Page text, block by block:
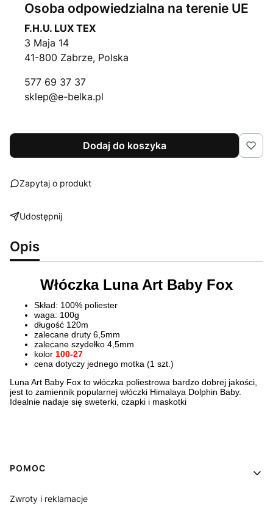
Osoba odpowiedzialna na terenie UE
F.H.U. LUX TEX
3 Maja 14
41-800 Zabrze, Polska
577 69 37 37
sklep@e-belka.pl
Dodaj do koszyka
Zapytaj o produkt
Udostępnij
Opis
Włóczka Luna Art Baby Fox
Skład: 100% poliester
waga: 100g
długość 120m
zalecane druty 6,5mm
zalecane szydełko 4,5mm
kolor 100-27
cena dotyczy jednego motka (1 szt.)
Luna Art Baby Fox to włóczka poliestrowa bardzo dobrej jakości,
jest to zamiennik popularnej włóczki Himalaya Dolphin Baby.
Idealnie nadaje się sweterki, czapki i maskotki
Linki w stopce
POMOC
Zwroty i reklamacje